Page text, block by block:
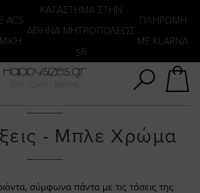
KATΑΣΤΗΜΑ ΣΤΗΝ
ΑΘΗΝΑ ΜΗΤΡΟΠΟΛΕΩΣ
56
ΠΛΗΡΩΜΗ
ΜΕ KLARNA
- Μπλε Χρώμα
σύμφωνα πάντα με τις τάσεις της